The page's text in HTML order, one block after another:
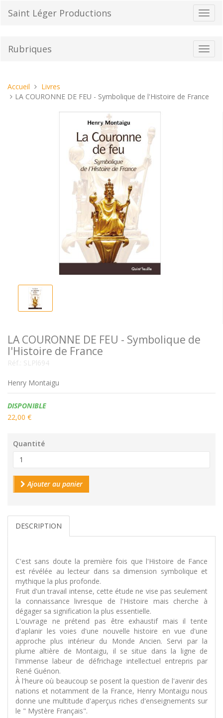
la
Saint Léger Productions
la
Rubriques
Vous
êtes
Accueil
Livres
LA COURONNE DE FEU - Symbolique de l'Histoire de France
LA COURONNE DE FEU - Symbolique de
l'Histoire de France
Réf.: SLPl694
Henry Montaigu
Disponibilité:
DISPONIBLE
22,00 €
Quantité
Ajouter au panier
DESCRIPTION
C'est sans doute la première fois que l'Histoire de Fance
est révélée au lecteur dans sa dimension symbolique et
mythique la plus profonde.
Fruit d'un travail intense, cette étude ne vise pas seulement
la connaissance livresque de l'Histoire mais cherche à
dégager sa signification la plus essentielle.
L'ouvrage ne prétend pas être exhaustif mais il tente
d'aplanir les voies d'une nouvelle histoire en vue d'une
approche plus intérieur du Monde Ancien. Servi par la
plume altière de Montaigu, il se situe dans la ligne de
l'immense labeur de défrichage intellectuel entrepris par
René Guénon.
À l'heure où beaucoup se posent la question de l'avenir des
nations et notamment de la France, Henry Montaigu nous
donne une multitude d'aperçus riches d'enseignements sur
le " Mystère Français".